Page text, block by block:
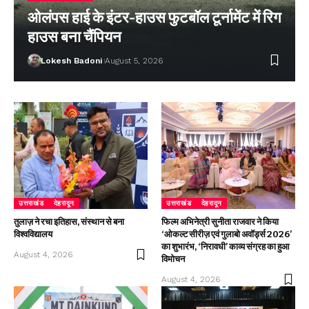
ओलंपस हाई के इंटर-हाउस फुटबॉल टूर्नामेंट में रिग
हाउस बना चैंपियन
Lokesh Badoni August 5, 2026
उत्तराखंड देहरादून
तुलाज़ ने रचा इतिहास, संस्थान से बना
विश्वविद्यालय
August 4, 2026
उत्तराखंड देहरादून
फिल्म अभिनेत्री सुनीता राजवार ने किया
‘ओकल्ट सीरीज़ एवं गुलाबो अवॉर्ड्स 2026’
का शुभारंभ, ‘निरावधी’ काव्य संग्रह का हुआ
विमोचन
August 4, 2026